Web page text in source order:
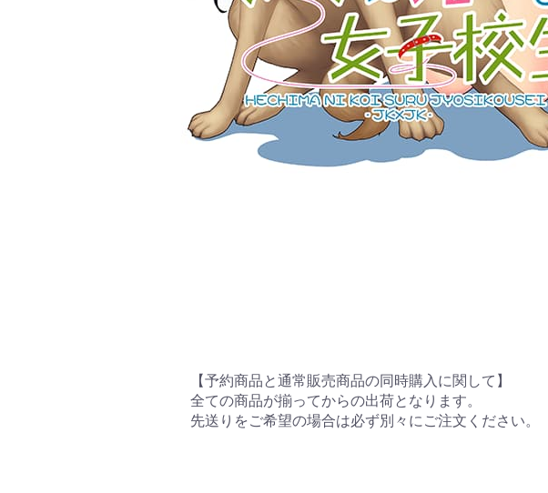
【予約商品と通常販売商品の同時購入に関して】
全ての商品が揃ってからの出荷となります。
先送りをご希望の場合は必ず別々にご注文ください。